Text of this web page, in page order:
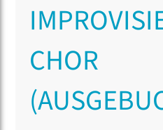
CHOR